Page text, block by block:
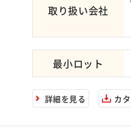
取り扱い会社
最小ロット
詳細を見る カ